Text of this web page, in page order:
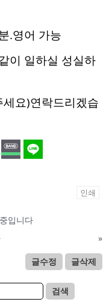
.영어 가능
이 일하실 성실하
요)연락드리겠습
인쇄
입니다
»
글수정 글삭제
검색